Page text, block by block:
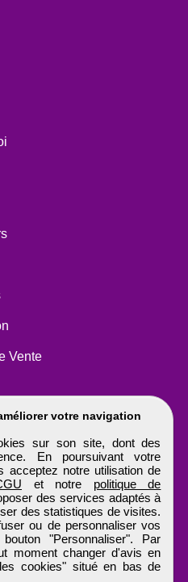
votre navigation
sur son site, dont des
En poursuivant votre
acceptez notre utilisation de
et notre politique de
des services adaptés à
des statistiques de visites.
ou de personnaliser vos
"Personnaliser". Par
moment changer d'avis en
cookies" situé en bas de
Vente